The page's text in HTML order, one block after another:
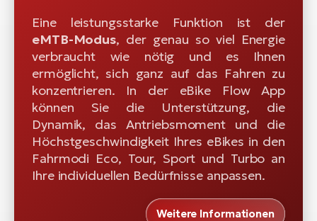
Eine leistungsstarke Funktion ist der
eMTB-Modus, der genau so viel Energie
verbraucht wie nötig und es Ihnen
ermöglicht, sich ganz auf das Fahren zu
konzentrieren. In der eBike Flow App
können Sie die Unterstützung, die
Dynamik, das Antriebsmoment und die
Höchstgeschwindigkeit Ihres eBikes in den
Fahrmodi Eco, Tour, Sport und Turbo an
Ihre individuellen Bedürfnisse anpassen.
Weitere Informationen